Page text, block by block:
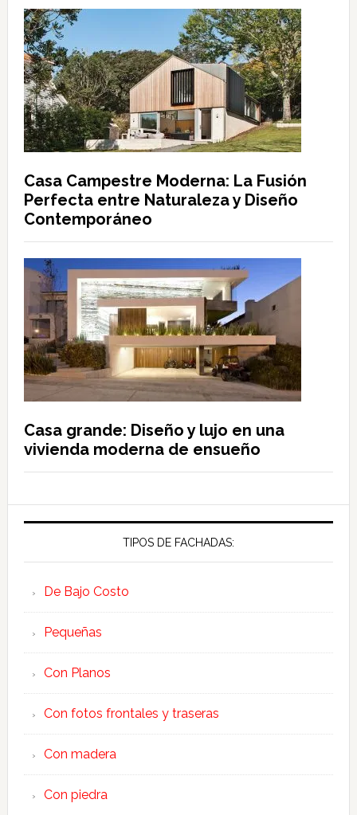
Casa Campestre Moderna: La Fusión
Perfecta entre Naturaleza y Diseño
Contemporáneo
Casa grande: Diseño y lujo en una
vivienda moderna de ensueño
TIPOS DE FACHADAS:
De Bajo Costo
Pequeñas
Con Planos
Con fotos frontales y traseras
Con madera
Con piedra